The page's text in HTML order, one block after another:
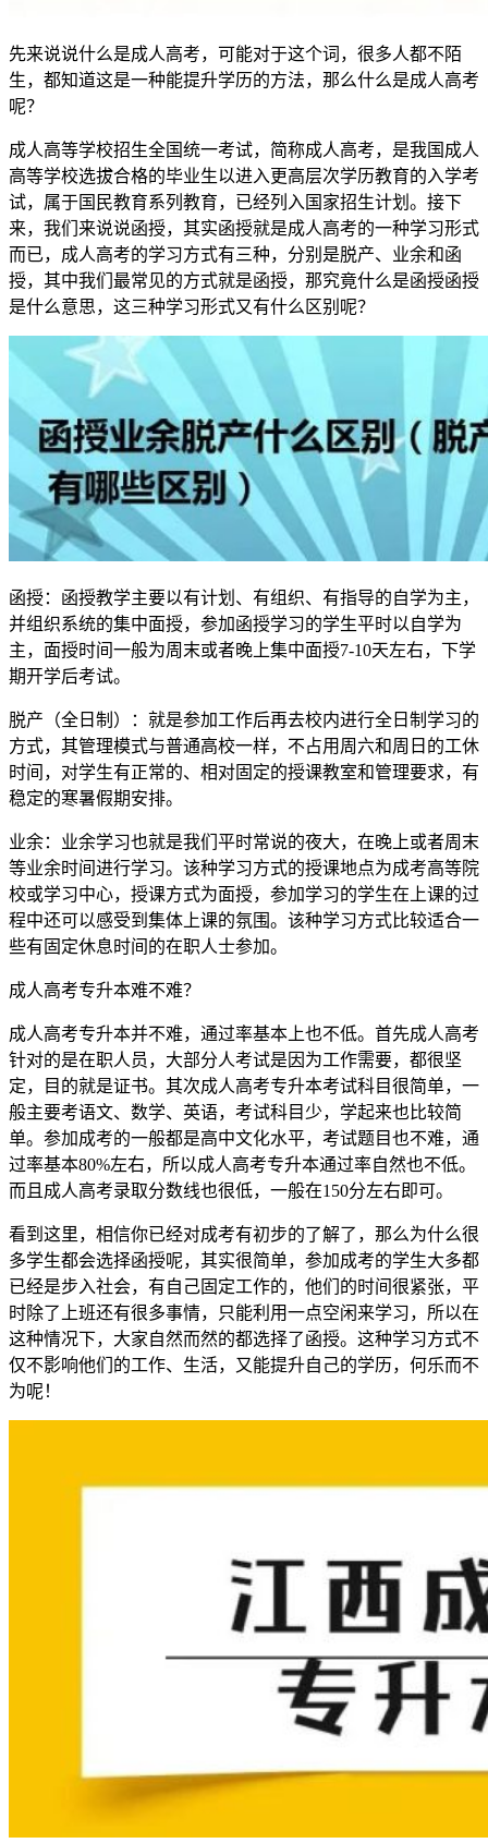
先来说说什么是成人高考，可能对于这个词，很多人都不陌
生，都知道这是一种能提升学历的方法，那么什么是成人高考
呢？
成人高等学校招生全国统一考试，简称成人高考，是我国成人
高等学校选拔合格的毕业生以进入更高层次学历教育的入学考
试，属于国民教育系列教育，已经列入国家招生计划。接下
来，我们来说说函授，其实函授就是成人高考的一种学习形式
而已，成人高考的学习方式有三种，分别是脱产、业余和函
授，其中我们最常见的方式就是函授，那究竟什么是函授函授
是什么意思，这三种学习形式又有什么区别呢？
函授：函授教学主要以有计划、有组织、有指导的自学为主，
并组织系统的集中面授，参加函授学习的学生平时以自学为
主，面授时间一般为周末或者晚上集中面授7-10天左右，下学
期开学后考试。
脱产（全日制）：就是参加工作后再去校内进行全日制学习的
方式，其管理模式与普通高校一样，不占用周六和周日的工休
时间，对学生有正常的、相对固定的授课教室和管理要求，有
稳定的寒暑假期安排。
业余：业余学习也就是我们平时常说的夜大，在晚上或者周末
等业余时间进行学习。该种学习方式的授课地点为成考高等院
校或学习中心，授课方式为面授，参加学习的学生在上课的过
程中还可以感受到集体上课的氛围。该种学习方式比较适合一
些有固定休息时间的在职人士参加。
成人高考专升本难不难？
成人高考专升本并不难，通过率基本上也不低。首先成人高考
针对的是在职人员，大部分人考试是因为工作需要，都很坚
定，目的就是证书。其次成人高考专升本考试科目很简单，一
般主要考语文、数学、英语，考试科目少，学起来也比较简
单。参加成考的一般都是高中文化水平，考试题目也不难，通
过率基本80%左右，所以成人高考专升本通过率自然也不低。
而且成人高考录取分数线也很低，一般在150分左右即可。
看到这里，相信你已经对成考有初步的了解了，那么为什么很
多学生都会选择函授呢，其实很简单，参加成考的学生大多都
已经是步入社会，有自己固定工作的，他们的时间很紧张，平
时除了上班还有很多事情，只能利用一点空闲来学习，所以在
这种情况下，大家自然而然的都选择了函授。这种学习方式不
仅不影响他们的工作、生活，又能提升自己的学历，何乐而不
为呢！